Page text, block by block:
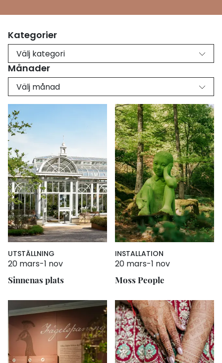
Kategorier
Välj kategori
Månader
Välj månad
UTSTÄLLNING
20 mars-1 nov
Sinnenas plats
INSTALLATION
20 mars-1 nov
Moss People